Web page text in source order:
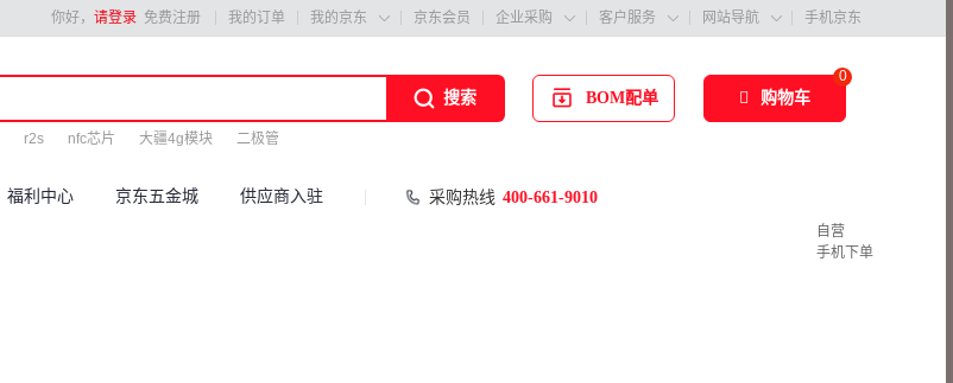
你好， 请登录 免费注册 我的订单 我的京东  京东会员 企业采购  客户服务  网站导航  手机京东
搜索
r2s nfc芯片 大疆4g模块 二极管
BOM配单
0
购物车
福利中心 京东五金城 供应商入驻 采购热线 400-661-9010
自营
手机下单